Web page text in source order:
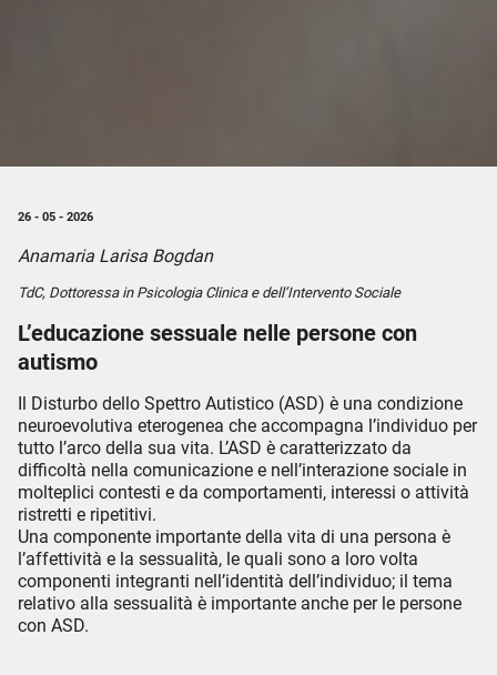
26 - 05 - 2026
Anamaria Larisa Bogdan
TdC, Dottoressa in Psicologia Clinica e dell’Intervento Sociale
L’educazione sessuale nelle persone con
autismo
Il Disturbo dello Spettro Autistico (ASD) è una condizione
neuroevolutiva eterogenea che accompagna l’individuo per
tutto l’arco della sua vita. L’ASD è caratterizzato da
difficoltà nella comunicazione e nell’interazione sociale in
molteplici contesti e da comportamenti, interessi o attività
ristretti e ripetitivi.
Una componente importante della vita di una persona è
l’affettività e la sessualità, le quali sono a loro volta
componenti integranti nell’identità dell’individuo; il tema
relativo alla sessualità è importante anche per le persone
con ASD.